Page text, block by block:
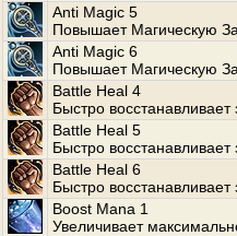
Anti Magic 5
Повышает Магическую
Anti Magic 6
Повышает Магическую
Battle Heal 4
Быстро восстанавливает
Battle Heal 5
Быстро
Battle Heal 6
Быстро восстанавливает
Boost Mana 1
Увеличивает